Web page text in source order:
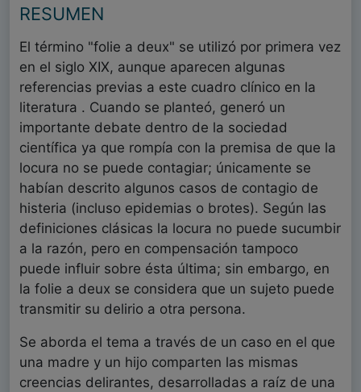
RESUMEN
El término "folie a deux" se utilizó por primera vez
en el siglo XIX, aunque aparecen algunas
referencias previas a este cuadro clínico en la
literatura . Cuando se planteó, generó un
importante debate dentro de la sociedad
científica ya que rompía con la premisa de que la
locura no se puede contagiar; únicamente se
habían descrito algunos casos de contagio de
histeria (incluso epidemias o brotes). Según las
definiciones clásicas la locura no puede sucumbir
a la razón, pero en compensación tampoco
puede influir sobre ésta última; sin embargo, en
la folie a deux se considera que un sujeto puede
transmitir su delirio a otra persona.
Se aborda el tema a través de un caso en el que
una madre y un hijo comparten las mismas
creencias delirantes, desarrolladas a raíz de una